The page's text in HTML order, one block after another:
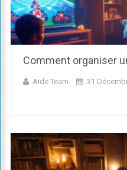
Comment organiser
Aide Team 31